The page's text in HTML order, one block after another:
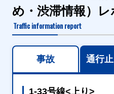
め・渋滞情報）レ
Traffic information report
事故 通行
1-33号線<上り>